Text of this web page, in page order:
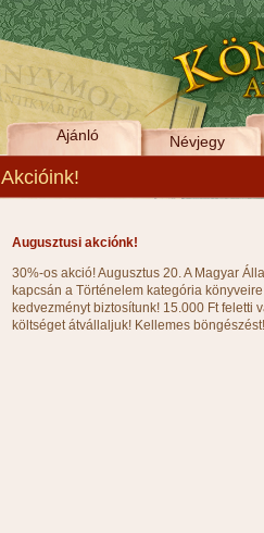
Ajánló Névjegy
Akcióink!
Augusztusi akciónk!
30%-os akció! Augusztus 20. A Magyar
kapcsán a Történelem kategória
kedvezményt biztosítunk! 15.000 Ft feletti
költséget átvállaljuk! Kellemes